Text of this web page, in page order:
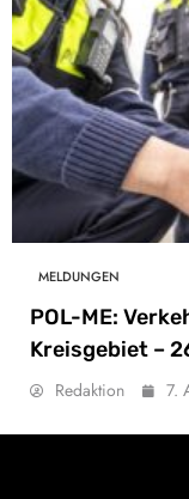
MELDUNGEN
POL-ME:
Kreisgebiet –
Redaktion 7.